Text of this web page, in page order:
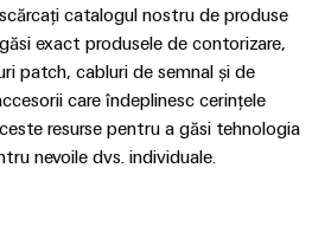
catalogul nostru de produse
exact produsele de contorizare,
patch, cabluri de semnal și de
care îndeplinesc cerințele
resurse pentru a găsi tehnologia
nevoile dvs. individuale.